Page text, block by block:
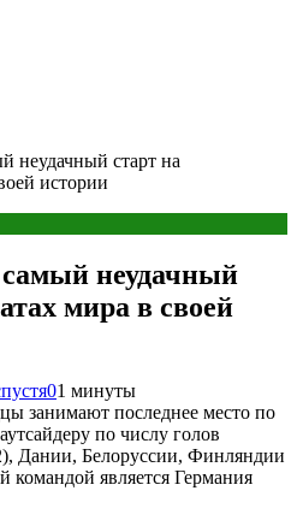
неудачный старт на
истории
неудачный
мира в своей
01 минуты
занимают последнее место по
по числу голов
Дании, Белоруссии, Финляндии
командой является Германия